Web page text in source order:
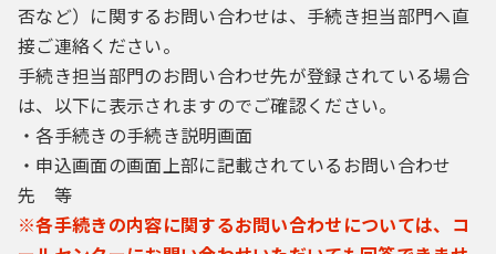
否など）に関するお問い合わせは、手続き担当部門へ直
接ご連絡ください。
手続き担当部門のお問い合わせ先が登録されている場合
は、以下に表示されますのでご確認ください。
・各手続きの手続き説明画面
・申込画面の画面上部に記載されているお問い合わせ
先 等
※各手続きの内容に関するお問い合わせについては、コ